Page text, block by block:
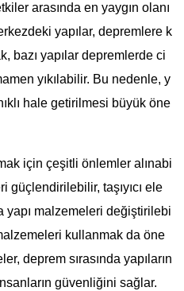
arasında en yaygın olanı
yapılar, depremlere k
bazı yapılar depremlerde ci
yıkılabilir. Bu nedenle, y
hale getirilmesi büyük öne
için çeşitli önlemler alınabi
güçlendirilebilir, taşıyıcı ele
malzemeleri değiştirilebi
kullanmak da öne
deprem sırasında yapıların
güvenliğini sağlar.